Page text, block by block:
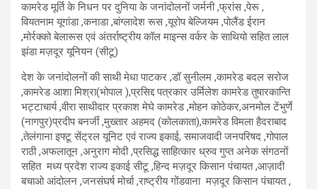
कामरेड मूर्ति के निधन पर दुनिया के जनांदोलनों जर्मनी ,फ्रांस ,पेरू ,
वियतनाम यूगांडा ,कनाडा ,बांग्लादेश रूस ,यूरोप बेल्जियम ,पोलैंड ईरान
,मोर्रक्को बेलारूस एवं अंतर्राष्ट्रीय कॉल माइन्स वर्कर के साथियो सहित लाल
झंडा मज़दूर यूनियन (सीटू)
देश के जनांदोलनों की साथी मेधा पाटकर ,डॉ सुनीलम ,कामरेड बदल सरोज
,कामरेड आशा मिश्रा(भोपाल ),प्रसिद्द पत्रकार उर्मिलेश कामरेड तुषारकान्ति
भट्टाचार्य ,वीरा साथीदार प्रकाश मेघे कामरेड ,मोहन कोठेकर,अनमोल टेंभुर्णे
(नागपुर)प्रदीप बनर्जी ,मुख्तार अहमद (कोलकाता),कामरेड विमला हैदराबाद
,तेलंगाना इफ्टू सेंट्रल यूनिट एवं राज्य इकाई, समाजवादी जनपरिषद ,गोपाल
राठी ,अफलातून ,अनुराग मोदी ,प्रसिद्ध साहित्कार ध्रुव गुप्त अनेक संगठनों
सहित मध्य प्रदेश राज्य इकाई सीटू ,हिन्द मज़दूर किसान पंचायत ,आज़ादी
बचाओ आंदोलन ,जनसंघर्ष मोर्चा ,राष्ट्रीय गोंडवाना मज़दूर किसान पंचायत ,